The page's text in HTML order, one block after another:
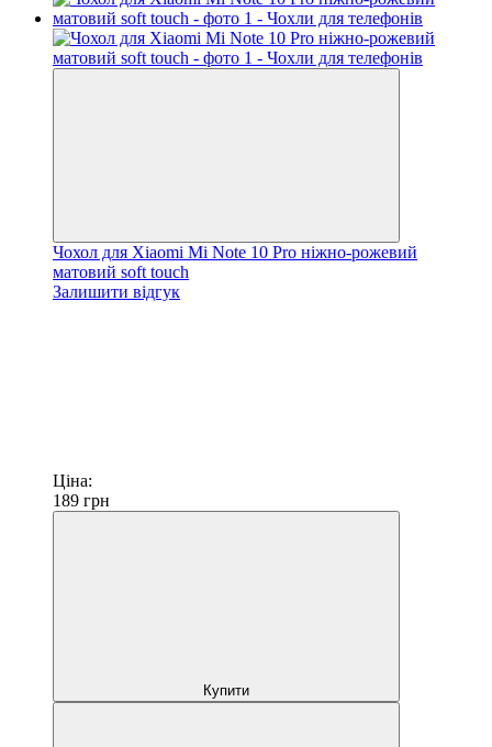
Чохол для Xiaomi Mi Note 10 Pro ніжно-рожевий
матовий soft touch
Залишити відгук
Ціна:
189 грн
Купити